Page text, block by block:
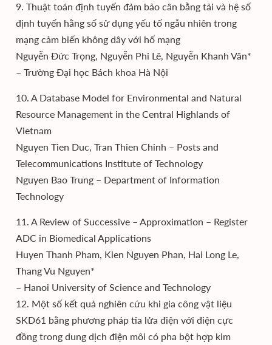
9. Thuật toán định tuyến đảm bảo cân bằng tải và hệ số
định tuyến hằng số sử dụng yếu tố ngẫu nhiên trong
mạng cảm biến không dây với hố mạng
Nguyễn Đức Trọng, Nguyễn Phi Lê, Nguyễn Khanh Văn*
– Trường Đại học Bách khoa Hà Nội
10. A Database Model for Environmental and Natural
Resource Management in the Central Highlands of
Vietnam
Nguyen Tien Duc, Tran Thien Chinh – Posts and
Telecommunications Institute of Technology
Nguyen Bao Trung – Department of Information
Technology
11. A Review of Successive – Approximation – Register
ADC in Biomedical Applications
Huyen Thanh Pham, Kien Nguyen Phan, Hai Long Le,
Thang Vu Nguyen*
– Hanoi University of Science and Technology
12. Một số kết quả nghiên cứu khi gia công vật liệu
SKD61 bằng phương pháp tia lửa điện với điện cực
đồng trong dung dịch điện môi có pha bột hợp kim